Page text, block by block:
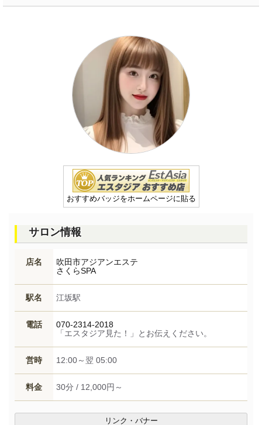
おすすめバッジをホームページに貼る
サロン情報
店名
吹田市アジアンエステ
さくらSPA
駅名 江坂駅
電話
070-2314-2018
「エスタジア見た！」とお伝えください。
営時 12:00～翌 05:00
料金 30分 / 12,000円～
リンク・バナー